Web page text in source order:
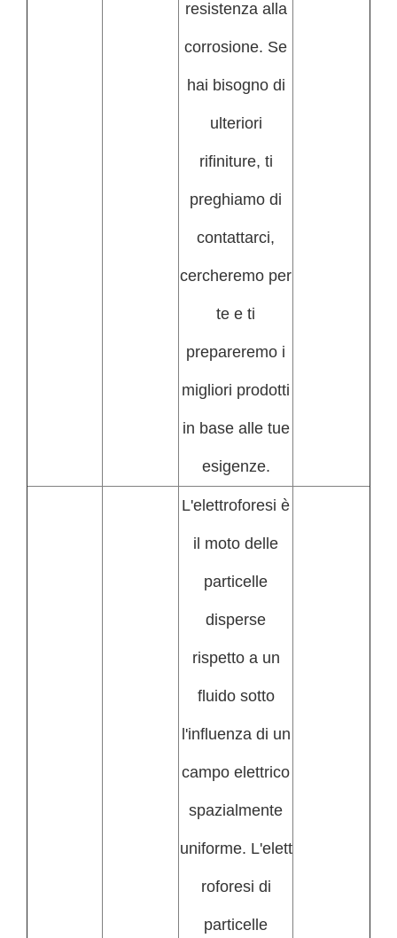
resistenza alla
corrosione. Se
hai bisogno di
ulteriori
rifiniture, ti
preghiamo di
contattarci,
cercheremo per
te e ti
prepareremo i
migliori prodotti
in base alle tue
esigenze.
L'elettroforesi è
il moto delle
particelle
disperse
rispetto a un
fluido sotto
l'influenza di un
campo elettrico
spazialmente
uniforme. L'elett
roforesi di
particelle